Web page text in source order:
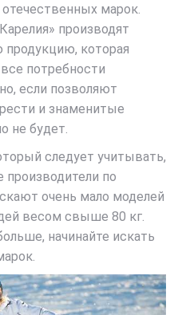
марок.
производят
продукцию, которая
потребности
если позволяют
и знаменитые
не будет.
следует учитывать,
производители по
очень мало моделей
весом свыше 80 кг.
начинайте искать